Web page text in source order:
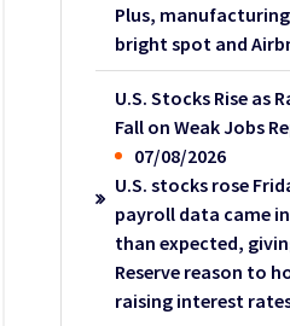
Plus,
bright spot and
U.S. Stocks Rise as
Fall on Weak Jobs
07/08/2026
U.S. stocks rose
payroll data came
than expected,
Reserve reason to
raising interest